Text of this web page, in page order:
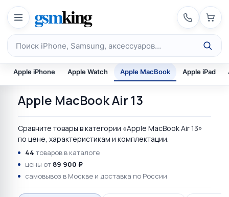
Перейти к содержимому
gsmking
Поиск по каталогу
Apple iPhone Apple Watch Apple MacBook Apple iPad
Apple MacBook Air 13
Сравните товары в категории «Apple MacBook Air 13»
по цене, характеристикам и комплектации.
44 товаров в каталоге
цены от 89 900 ₽
самовывоз в Москве и доставка по России